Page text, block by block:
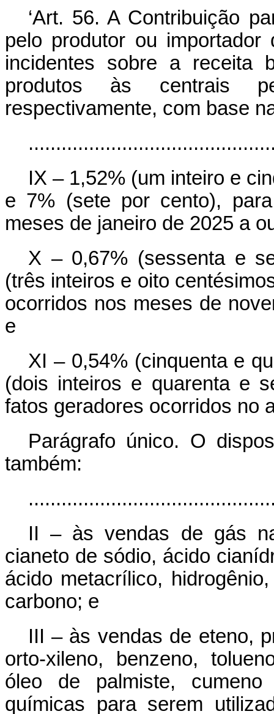
‘Art. 56. A Contribuição
pelo produtor ou
incidentes sobre a receita
produtos às centrais
respectivamente, com base
IX – 1,52% (um inteiro e
e 7% (sete por cento),
meses de janeiro de 2025 a
X – 0,67% (sessenta e
(três inteiros e oito
ocorridos nos meses de
e
XI – 0,54% (cinquenta e
(dois inteiros e quarenta e
fatos geradores ocorridos no
Parágrafo único. O
também:
II – às vendas de gás
cianeto de sódio, ácido
ácido metacrílico,
carbono; e
III – às vendas de eteno,
orto-xileno, benzeno,
óleo de palmiste,
químicas para serem